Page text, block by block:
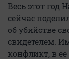
Весь этот год
сейчас
об убийстве
свидетелем.
конфликт, в